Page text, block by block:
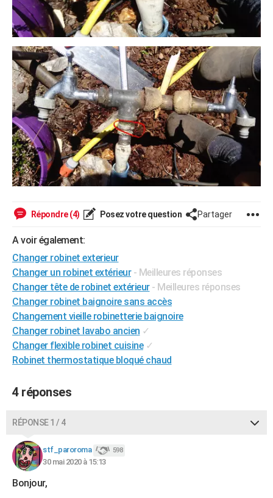
Répondre (4) Posez votre question Partager
A voir également:
Changer robinet exterieur
Changer un robinet extérieur - Meilleures réponses
Changer tête de robinet extérieur - Meilleures réponses
Changer robinet baignoire sans accès
Changement vieille robinetterie baignoire
Changer robinet lavabo ancien ✓
Changer flexible robinet cuisine ✓
Robinet thermostatique bloqué chaud
4 réponses
RÉPONSE 1 / 4
stf_paroroma 598
30 mai 2020 à 15:13
Bonjour,